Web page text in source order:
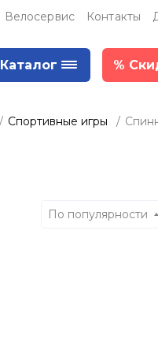
Велосервис Контакты
Каталог %
Спортивные игры
По популярности